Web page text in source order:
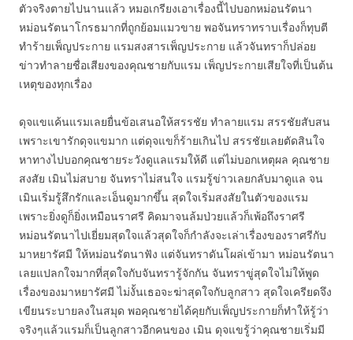
ตัวจริงตายไปนานแล้ว หมอเกรียงเอาเรื่องนี้ไปบอกหม่อนรัตนา
หม่อนรัตนาโกรธมากที่ถูกย้อมแมวขาย พอจันทราทราบเรื่องก็ทุบตี
ทำร้ายเพ็ญประกาย แรมสงสารเพ็ญประกาย แล้วจันทราก็ปล่อย
ข่าวทำลายชื่อเสียงของคุณชายกับแรม เพ็ญประกายเสียใจที่เป็นต้น
เหตุของทุกเรื่อง
ดุจแขแค้นแรมเลยยื่นข้อเสนอให้สรรชัย ทำลายแรม สรรชัยสับสน
เพราะเขารักดุจแขมาก แต่ดุจแขก็ร้ายเกินไป สรรชัยเลยตัดสินใจ
หาทางไปบอกคุณชายระวังดูแลแรมให้ดี แต่ไม่บอกเหตุผล คุณชาย
สงสัย เมินไม่สบาย จันทราไม่สนใจ แรมรู้ข่าวเลยกลับมาดูแล จน
เมินเริ่มรู้สึกรักและเอ็นดูมากขึ้น สุดใจเริ่มสงสัยในตัวของแรม
เพราะยิ่งดูก็ยิ่งเหมือนราศรี คิดมาจนล้มป่วยแล้วก็เพ้อถึงราศรี
หม่อนรัตนาไปเยี่ยมสุดใจแล้วสุดใจก็กำลังจะเล่าเรื่องของราศรีกับ
มาหยารัศมี ให้หม่อนรัตนาฟัง แต่จันทราดันโผล่เข้ามา หม่อนรัตนา
เลยแปลกใจมากที่สุดใจกับจันทรารู้จักกัน จันทราขู่สุดใจไม่ให้พูด
เรื่องของมาหยารัศมี ไม่งั้นเธอจะฆ่าสุดใจกับลูกสาว สุดใจเครียดจึง
เขียนระบายลงในสมุด พอคุณชายได้คุยกับเพ็ญประกายก็ทำให้รู้ว่า
จริงๆแล้วแรมก็เป็นลูกสาวอีกคนของ เมิน ดุจแขรู้ว่าคุณชายเริ่มมี